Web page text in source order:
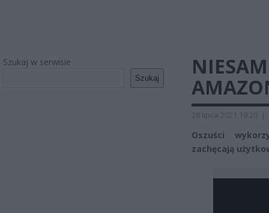
Szukaj w serwisie
Szukaj
28 lipca 2021 19:20 |
Oszuści
zachęcają